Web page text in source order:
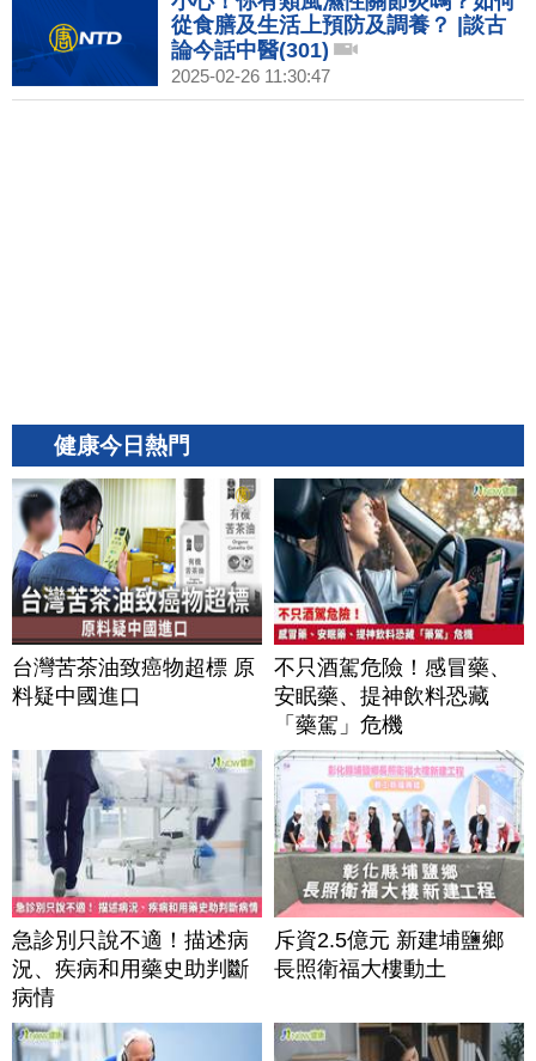
從食膳及生活上預防及調養？ |談古
論今話中醫(301)
2025-02-26 11:30:47
健康今日熱門
台灣苦茶油致癌物超標 原
料疑中國進口
不只酒駕危險！感冒藥、
安眠藥、提神飲料恐藏
「藥駕」危機
急診別只說不適！描述病
況、疾病和用藥史助判斷
病情
斥資2.5億元 新建埔鹽鄉
長照衛福大樓動土